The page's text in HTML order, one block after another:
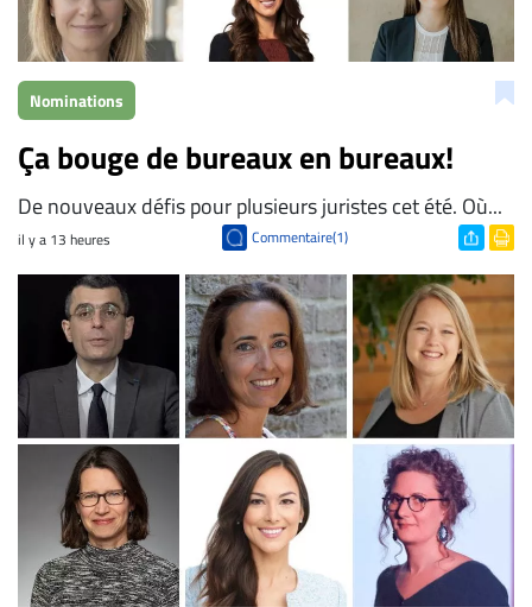
Nominations
Ça bouge de bureaux en bureaux!
De nouveaux défis pour plusieurs juristes cet été. Où...
il y a 13 heures Commentaire(1)